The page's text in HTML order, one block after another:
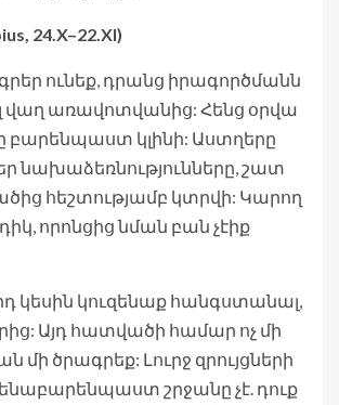
24.X–22.XI)
ունեք, դրանց իրագործմանն
վաղ առավոտվանից: Հենց օրվա
բարենպաստ կլինի: Աստղերը
նախաձեռնությունները, շատ
հեշտությամբ կտրվի: Կարող
որոնցից նման բան չէիք
կեսին կուզենաք հանգստանալ,
Այդ հատվածի համար ոչ մի
մի ծրագրեք: Լուրջ զրույցների
շրջանը չէ. դուք